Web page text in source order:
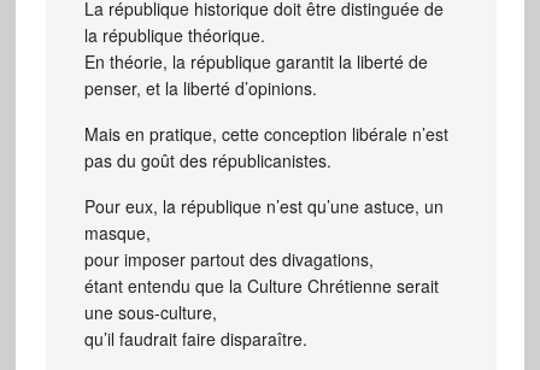
La république historique doit être distinguée de
la république théorique.
En théorie, la république garantit la liberté de
penser, et la liberté d’opinions.
Mais en pratique, cette conception libérale n’est
pas du goût des républicanistes.
Pour eux, la république n’est qu’une astuce, un
masque,
pour imposer partout des divagations,
étant entendu que la Culture Chrétienne serait
une sous-culture,
qu’il faudrait faire disparaître.